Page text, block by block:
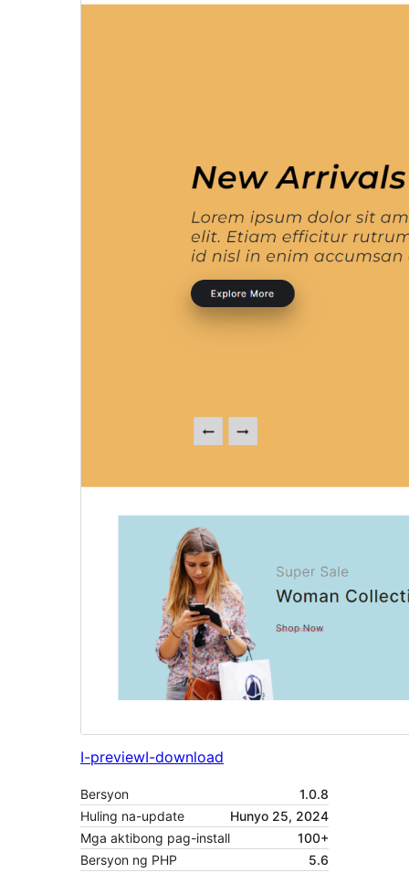
I-previewI-download
Bersyon
1.0.8
Huling na-update
Hunyo 25, 2024
Mga aktibong pag-install
100+
Bersyon ng PHP
5.6